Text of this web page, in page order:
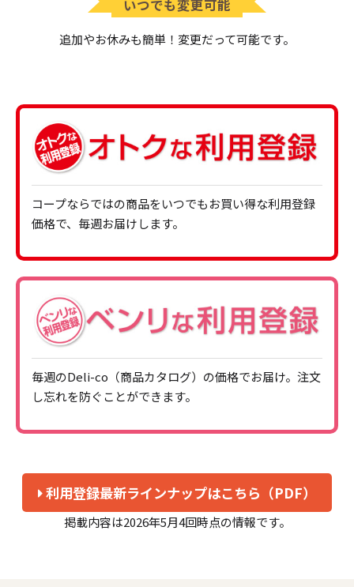
いつでも変更可能
追加やお休みも簡単！変更だって可能です。
コープならではの商品をいつでもお買い得な利用登録
価格で、 毎週お届けします。
毎週のDeli-co（商品カタログ）の価格でお届け。 注文
し忘れを防ぐことができます。
利用登録最新ラインナップはこちら（PDF）
掲載内容は2026年5月4回時点の情報です。